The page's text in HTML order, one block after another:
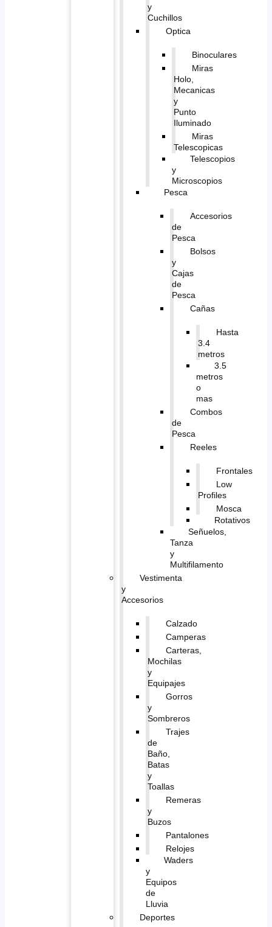
y
Cuchillos
Optica
Binoculares
Miras
Holo,
Mecanicas
y
Punto
Iluminado
Miras
Telescopicas
Telescopios
y
Microscopios
Pesca
Accesorios
de
Pesca
Bolsos
y
Cajas
de
Pesca
Cañas
Hasta
3.4
metros
3.5
metros
o
mas
Combos
de
Pesca
Reeles
Frontales
Low
Profiles
Mosca
Rotativos
Señuelos,
Tanza
y
Multifilamento
Vestimenta
y
Accesorios
Calzado
Camperas
Carteras,
Mochilas
y
Equipajes
Gorros
y
Sombreros
Trajes
de
Baño,
Batas
y
Toallas
Remeras
y
Buzos
Pantalones
Relojes
Waders
y
Equipos
de
Lluvia
Deportes